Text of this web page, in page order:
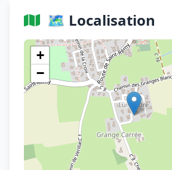
🗺️ Localisation
+
−
Voir sur